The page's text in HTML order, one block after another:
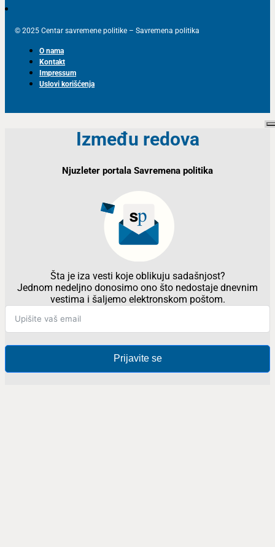
© 2025 Centar savremene politike – Savremena politika
O nama
Kontakt
Impressum
Uslovi korišćenja
Između redova
Njuzleter portala Savremena politika
Šta je iza vesti koje oblikuju sadašnjost?
Jednom nedeljno donosimo ono što nedostaje dnevnim
vestima i šaljemo elektronskom poštom.
Prijavite se